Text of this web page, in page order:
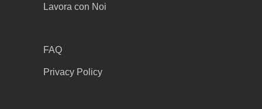
Lavora con Noi
FAQ
Privacy Policy